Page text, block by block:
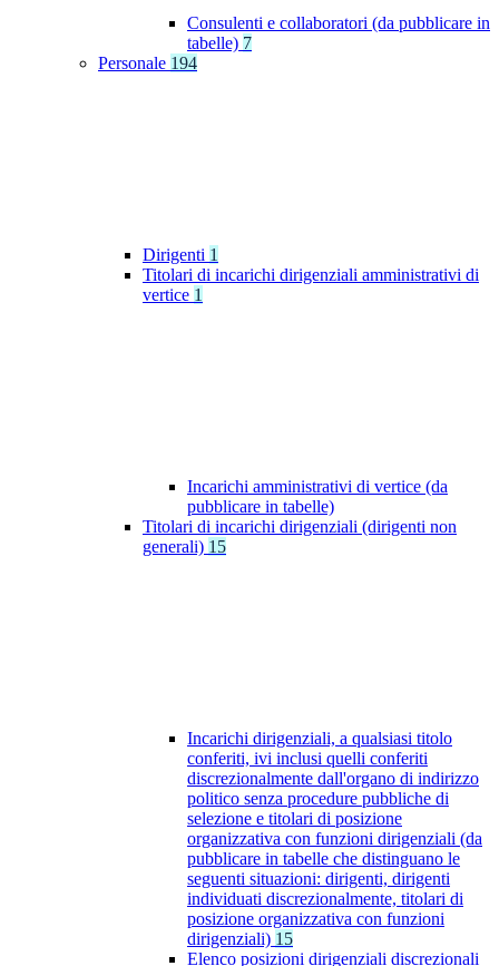
Consulenti e collaboratori (da pubblicare in
tabelle) 7
Personale 194
Dirigenti 1
Titolari di incarichi dirigenziali amministrativi di
vertice 1
Incarichi amministrativi di vertice (da
pubblicare in tabelle)
Titolari di incarichi dirigenziali (dirigenti non
generali) 15
Incarichi dirigenziali, a qualsiasi titolo
conferiti, ivi inclusi quelli conferiti
discrezionalmente dall'organo di indirizzo
politico senza procedure pubbliche di
selezione e titolari di posizione
organizzativa con funzioni dirigenziali (da
pubblicare in tabelle che distinguano le
seguenti situazioni: dirigenti, dirigenti
individuati discrezionalmente, titolari di
posizione organizzativa con funzioni
dirigenziali) 15
Elenco posizioni dirigenziali discrezionali